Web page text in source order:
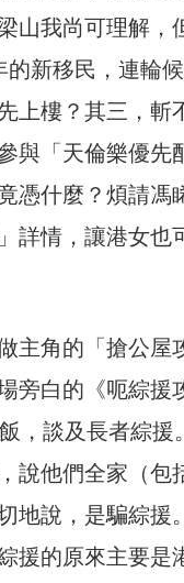
山我尚可理解，
的新移民，連輪
上樓？其三，斬
與「天倫樂優先
憑什麼？煩請馮
詳情，讓港女
主角的「搶公屋
旁白的《呃綜援
，談及長者綜援
說他們全家（包
地說，是騙綜援
援的原來主要是